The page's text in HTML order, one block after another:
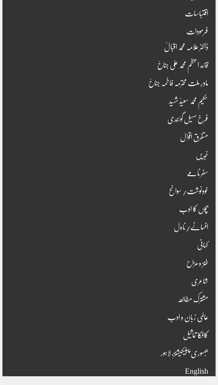
اقتباسات
فرمودات
ڈاکٹر علامہ محمد اقبالؒ
قائد اعظم محمد علی جناحؒ
مادرِ ملت محترمہ فاطمہ جناحؒ
حکیم محمد سعیدؒ شہید
فرخ سہیل گوئندی
متفرق اقوال
خبریں
سفرنامے
خودنوشت/ سوانح
بچوں کا ادب
افسانے/ناول
کہانی
طنز و مزاح
شاعری
مشترک مطالعہ
عالمی زبان و ادب
کافکا تماثیل
جُمہوری پبلیکیشنز، لاہور
English